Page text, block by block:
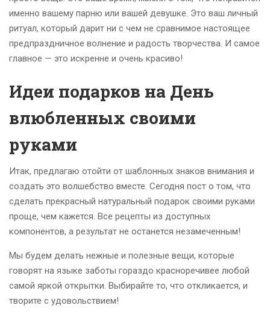
именно вашему парню или вашей девушке. Это ваш личный
ритуал, который дарит ни с чем не сравнимое настоящее
предпраздничное волнение и радость творчества. И самое
главное — это искренне и очень красиво!
Идеи подарков на День
влюбленных своими
руками
Итак, предлагаю отойти от шаблонных знаков внимания и
создать это волшебство вместе. Сегодня пост о том, что
сделать прекрасный натуральный подарок своими руками
проще, чем кажется. Все рецепты из доступных
компонентов, а результат не останется незамеченным!
Мы будем делать нежные и полезные вещи, которые
говорят на языке заботы гораздо красноречивее любой
самой яркой открытки. Выбирайте то, что откликается, и
творите с удовольствием!